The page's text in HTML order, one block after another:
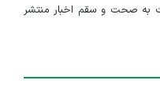
به صحت و سقم اخبار منتشر